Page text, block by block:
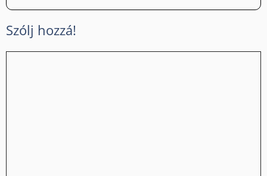
Szólj hozzá!